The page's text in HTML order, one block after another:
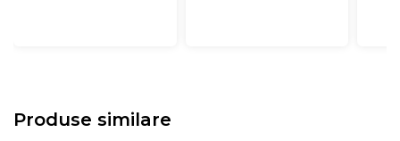
Produse similare